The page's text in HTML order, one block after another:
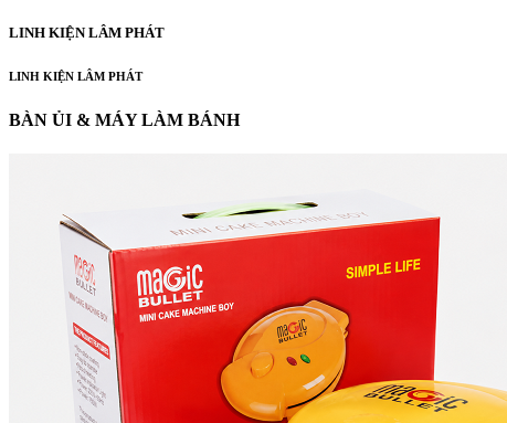
LINH KIỆN LÂM PHÁT
LINH KIỆN LÂM PHÁT
BÀN ỦI & MÁY LÀM BÁNH